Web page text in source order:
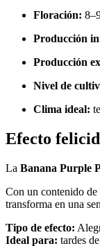
Floración:
Producción
Producción
Nivel de
Clima ideal:
Efecto
La Banana Purple
Con un contenido de
transforma en una
Tipo de efecto:
Ideal para: tardes